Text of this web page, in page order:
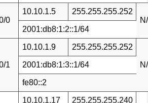
0
10.10.1.5
255.255.255.252
2001:db8:1:2::1/64
1
10.10.1.9 255.255.255.252
2001:db8:1:3::1/64
fe80::2
10.10.1.17
255.255.255.240